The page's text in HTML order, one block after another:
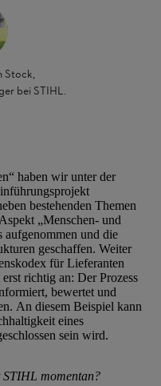
Stock,
bei STIHL.
haben wir unter der
bestehenden Themen
„Menschen- und
aufgenommen und die
geschaffen. Weiter
für Lieferanten
richtig an: Der Prozess
bewertet und
An diesem Beispiel kann
eines
sein wird.
STIHL momentan?